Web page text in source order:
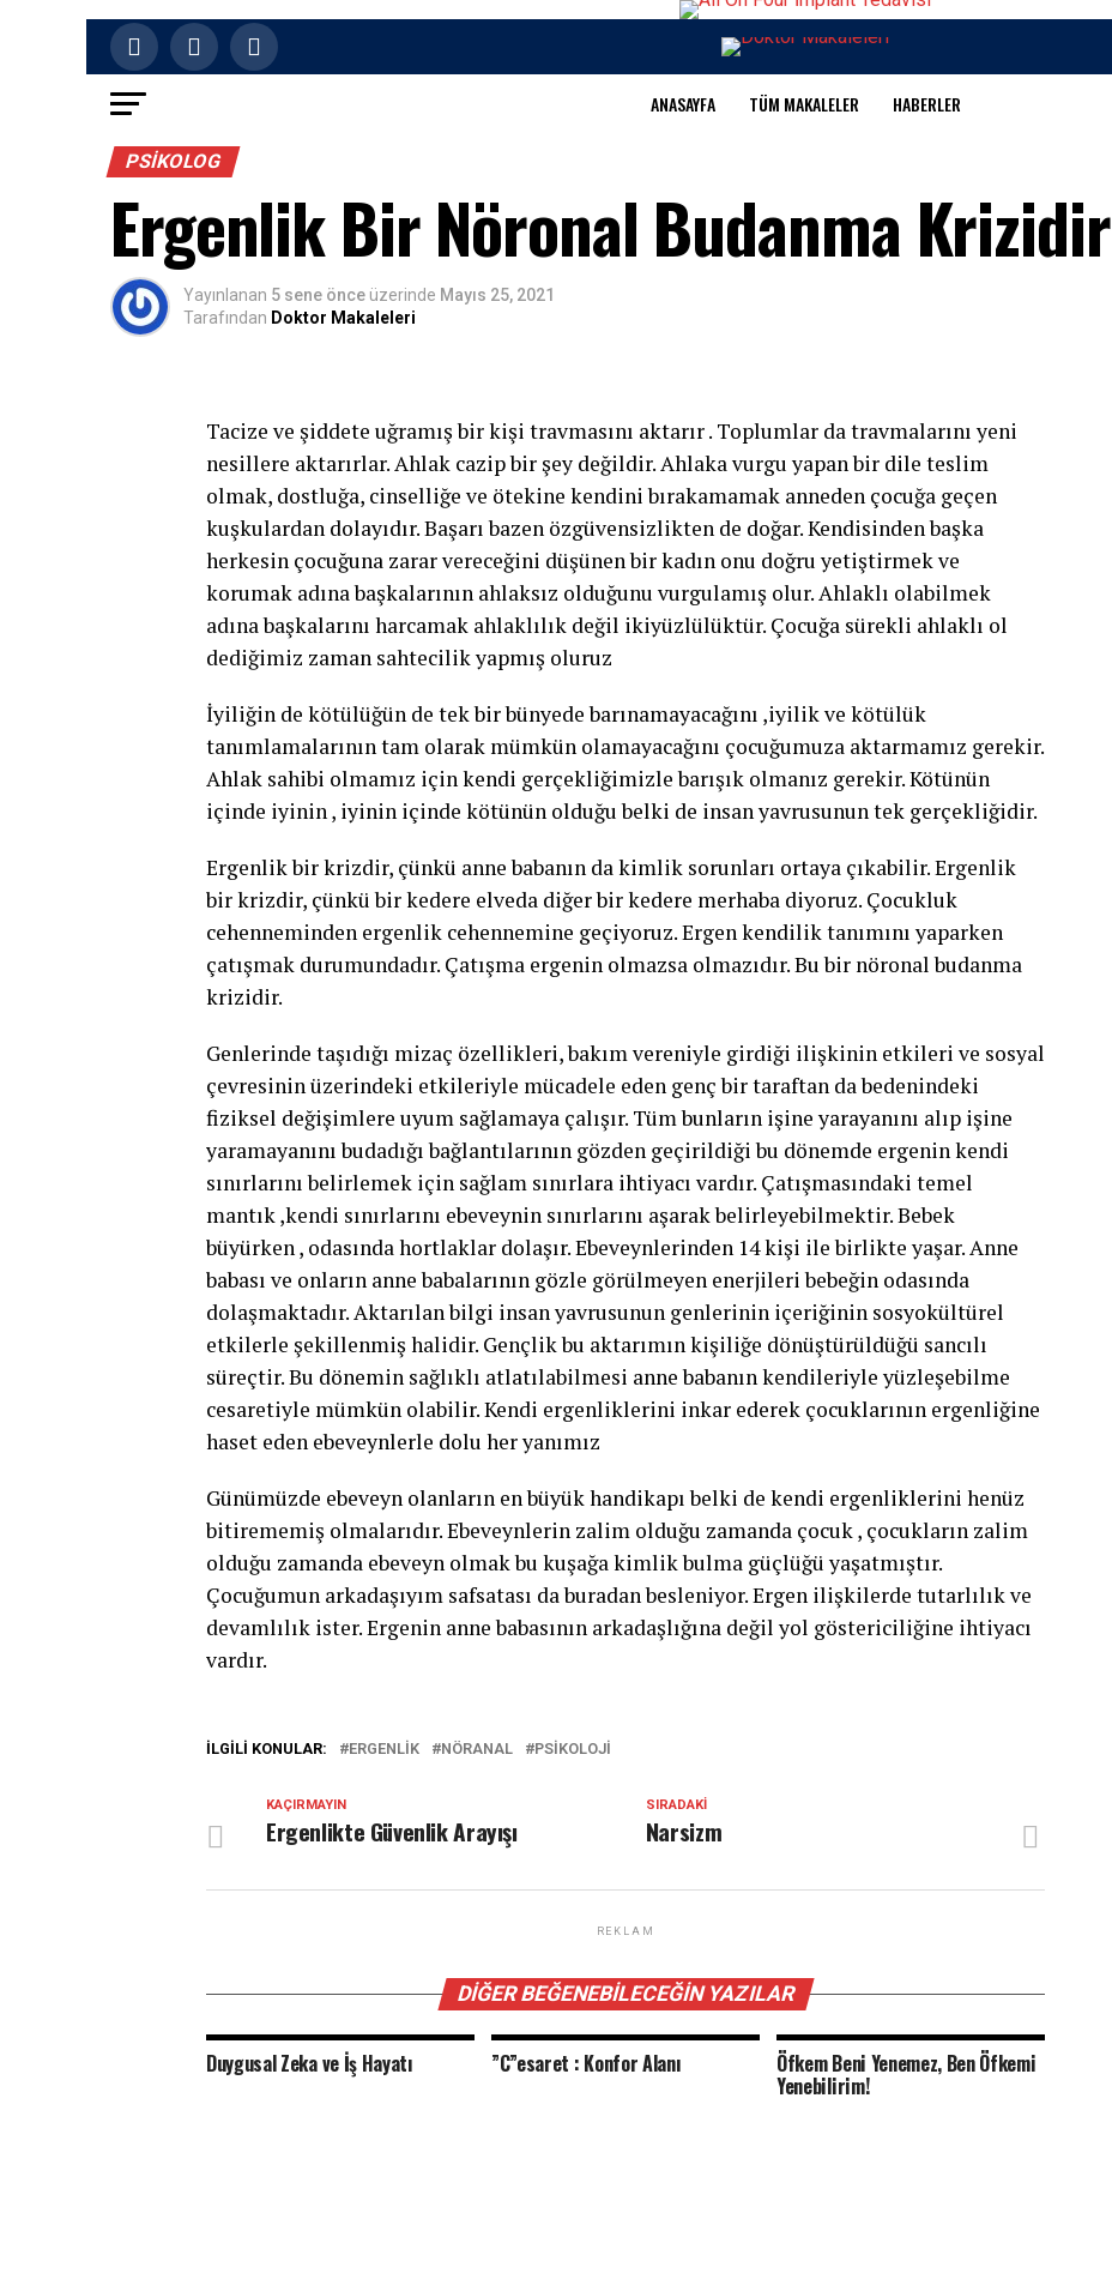
ANASAYFA TÜM MAKALELER HABERLER
PSIKOLOG
Ergenlik Bir Nöronal Budanma Krizidir
Yayınlanan 5 sene önce üzerinde Mayıs 25, 2021
Tarafından Doktor Makaleleri
Tacize ve şiddete uğramış bir kişi travmasını aktarır . Toplumlar da travmalarını yeni
nesillere aktarırlar. Ahlak cazip bir şey değildir. Ahlaka vurgu yapan bir dile teslim
olmak, dostluğa, cinselliğe ve ötekine kendini bırakamamak anneden çocuğa geçen
kuşkulardan dolayıdır. Başarı bazen özgüvensizlikten de doğar. Kendisinden başka
herkesin çocuğuna zarar vereceğini düşünen bir kadın onu doğru yetiştirmek ve
korumak adına başkalarının ahlaksız olduğunu vurgulamış olur. Ahlaklı olabilmek
adına başkalarını harcamak ahlaklılık değil ikiyüzlülüktür. Çocuğa sürekli ahlaklı ol
dediğimiz zaman sahtecilik yapmış oluruz
İyiliğin de kötülüğün de tek bir bünyede barınamayacağını ,iyilik ve kötülük
tanımlamalarının tam olarak mümkün olamayacağını çocuğumuza aktarmamız gerekir.
Ahlak sahibi olmamız için kendi gerçekliğimizle barışık olmanız gerekir. Kötünün
içinde iyinin , iyinin içinde kötünün olduğu belki de insan yavrusunun tek gerçekliğidir.
Ergenlik bir krizdir, çünkü anne babanın da kimlik sorunları ortaya çıkabilir. Ergenlik
bir krizdir, çünkü bir kedere elveda diğer bir kedere merhaba diyoruz. Çocukluk
cehenneminden ergenlik cehennemine geçiyoruz. Ergen kendilik tanımını yaparken
çatışmak durumundadır. Çatışma ergenin olmazsa olmazıdır. Bu bir nöronal budanma
krizidir.
Genlerinde taşıdığı mizaç özellikleri, bakım vereniyle girdiği ilişkinin etkileri ve sosyal
çevresinin üzerindeki etkileriyle mücadele eden genç bir taraftan da bedenindeki
fiziksel değişimlere uyum sağlamaya çalışır. Tüm bunların işine yarayanını alıp işine
yaramayanını budadığı bağlantılarının gözden geçirildiği bu dönemde ergenin kendi
sınırlarını belirlemek için sağlam sınırlara ihtiyacı vardır. Çatışmasındaki temel
mantık ,kendi sınırlarını ebeveynin sınırlarını aşarak belirleyebilmektir. Bebek
büyürken , odasında hortlaklar dolaşır. Ebeveynlerinden 14 kişi ile birlikte yaşar. Anne
babası ve onların anne babalarının gözle görülmeyen enerjileri bebeğin odasında
dolaşmaktadır. Aktarılan bilgi insan yavrusunun genlerinin içeriğinin sosyokültürel
etkilerle şekillenmiş halidir. Gençlik bu aktarımın kişiliğe dönüştürüldüğü sancılı
süreçtir. Bu dönemin sağlıklı atlatılabilmesi anne babanın kendileriyle yüzleşebilme
cesaretiyle mümkün olabilir. Kendi ergenliklerini inkar ederek çocuklarının ergenliğine
haset eden ebeveynlerle dolu her yanımız
Günümüzde ebeveyn olanların en büyük handikapı belki de kendi ergenliklerini henüz
bitirememiş olmalarıdır. Ebeveynlerin zalim olduğu zamanda çocuk , çocukların zalim
olduğu zamanda ebeveyn olmak bu kuşağa kimlik bulma güçlüğü yaşatmıştır.
Çocuğumun arkadaşıyım safsatası da buradan besleniyor. Ergen ilişkilerde tutarlılık ve
devamlılık ister. Ergenin anne babasının arkadaşlığına değil yol göstericiliğine ihtiyacı
vardır.
İLGILI KONULAR: ERGENLIK NÖRANAL PSIKOLOJI
SIRADAKI
Narsizm
KAÇIRMAYIN
Ergenlikte Güvenlik Arayışı
REKLAM
DIĞER BEĞENEBILECEĞIN YAZILAR
Duygusal Zeka ve İş Hayatı ”C”esaret : Konfor Alanı Öfkem Beni Yenemez, Ben Öfkemi
Yenebilirim!